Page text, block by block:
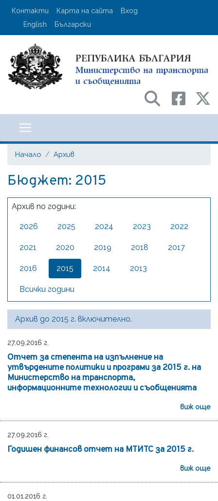
Премини
User account menu
Контакти Карта на сайта
Вход
English
Български
на транспорта
Начало Архив
Бюджет: 2015
Архив по години:
2026 2025 2024 2023 2022
2021 2020 2019 2018 2017
2016 2015 2014 2013
Всички години
Архив до 2015 г. включително.
27.09.2016 г.
Отчет за степента на изпълнение на
утвърдените политики и програми за 2015 г. на
Министерство на транспорта,
информационните технологии и съобщенията
виж още
27.09.2016 г.
Годишен финансов отчет на МТИТС за 2015 г.
виж още
01.01.2016 г.